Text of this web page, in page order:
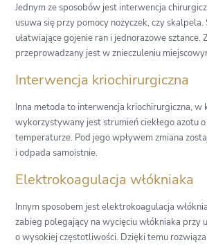
Jednym ze sposobów jest interwencja
usuwa się przy pomocy nożyczek, czy
ułatwiające gojenie ran i jednorazowe sztance.
przeprowadzany jest w znieczuleniu
Interwencja kriochirurgiczna
Inna metoda to interwencja kriochirurgiczna, w
wykorzystywany jest strumień ciekłego azotu
temperaturze. Pod jego wpływem zmiana
i odpada samoistnie.
Elektrokoagulacja włókniaka
Innym sposobem jest elektrokoagulacja
zabieg polegający na wycięciu włókniaka przy
o wysokiej częstotliwości. Dzięki temu